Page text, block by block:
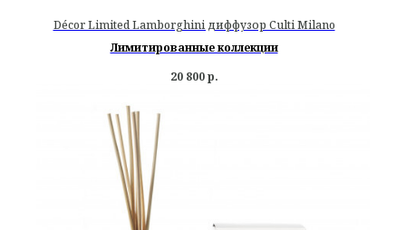
Décor Limited Lamborghini диффузор Culti Milano
Лимитированные коллекции
20 800 р.